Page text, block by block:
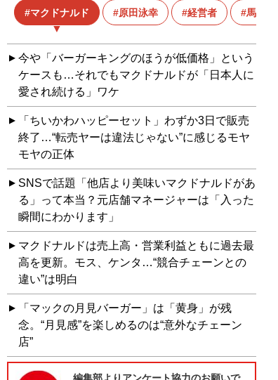
マクドナルド 原田泳幸 経営者 馬渕磨
今や「バーガーキングのほうが低価格」という
ケースも…それでもマクドナルドが「日本人に
愛され続ける」ワケ
「ちいかわハッピーセット」わずか3日で販売
終了…“転売ヤーは違法じゃない”に感じるモヤ
モヤの正体
SNSで話題「他店より美味いマクドナルドがあ
る」って本当？元店舗マネージャーは「入った
瞬間にわかります」
マクドナルドは売上高・営業利益ともに過去最
高を更新。モス、ケンタ…“競合チェーンとの
違い”は明白
「マックの月見バーガー」は「黄身」が残
念。“月見感”を楽しめるのは“意外なチェーン
店”